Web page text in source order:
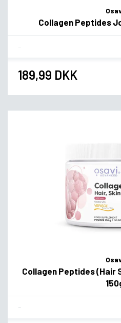
Collagen Peptides
189,99 DKK
Collagen Peptides (Hair